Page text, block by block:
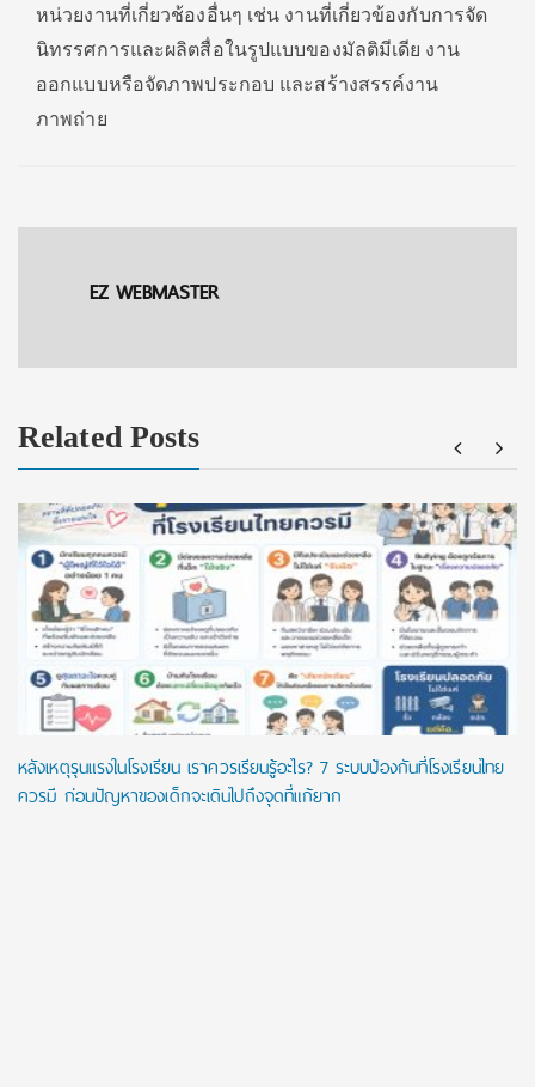
หน่วยงานที่เกี่ยวช้องอื่นๆ เช่น งานที่เกี่ยวข้องกับการจัด
นิทรรศการและผลิตสื่อในรูปแบบของมัลติมีเดีย งาน
ออกแบบหรือจัดภาพประกอบ และสร้างสรรค์งาน
ภาพถ่าย
EZ WEBMASTER
Related Posts
หลังเหตุรุนแรงในโรงเรียน เราควรเรียนรู้อะไร? 7 ระบบป้องกันที่โรงเรียนไทย
ควรมี ก่อนปัญหาของเด็กจะเดินไปถึงจุดที่แก้ยาก